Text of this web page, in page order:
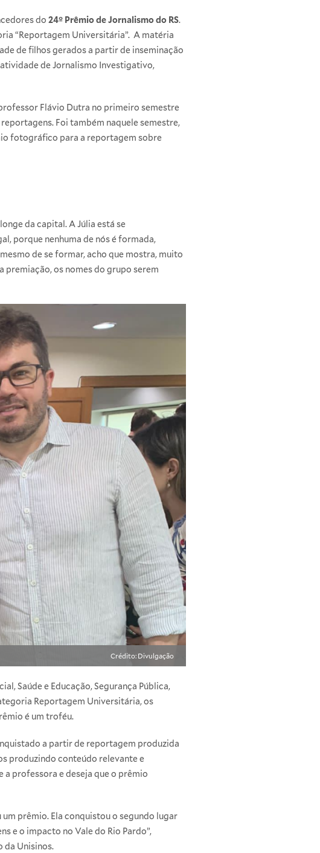
do 24º Prêmio de Jornalismo do RS.
“Reportagem Universitária”. A matéria
de filhos gerados a partir de inseminação
de Jornalismo Investigativo,
Flávio Dutra no primeiro semestre
Foi também naquele semestre,
fotográfico para a reportagem sobre
da capital. A Júlia está se
porque nenhuma de nós é formada,
de se formar, acho que mostra, muito
premiação, os nomes do grupo serem
Crédito: Divulgação
Saúde e Educação, Segurança Pública,
Reportagem Universitária, os
é um troféu.
a partir de reportagem produzida
produzindo conteúdo relevante e
a professora e deseja que o prêmio
prêmio. Ela conquistou o segundo lugar
e o impacto no Vale do Rio Pardo”,
da Unisinos.